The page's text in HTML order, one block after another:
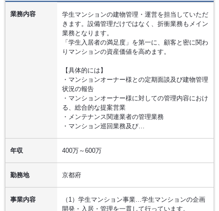
業務内容
学生マンションの建物管理・運営を担当していただ
きます。設備管理だけではなく、折衝業務もメイン
業務となります。
「学生入居者の満足度」を第一に、顧客と密に関わ
りマンションの資産価値を高めます。
【具体的には】
・マンションオーナー様との定期面談及び建物管理
状況の報告
・マンションオーナー様に対しての管理内容におけ
る、総合的な提案営業
・メンテナンス関連業者の管理業務
・マンション巡回業務及び…
年収 400万～600万
勤務地 京都府
事業内容
（1）学生マンション事業…学生マンションの企画
開発・入居・管理を一貫して行っています。